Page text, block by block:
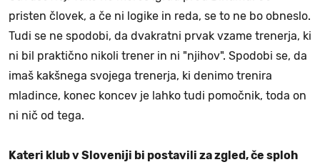
pristen človek, a če ni logike in reda, se to ne bo obneslo.
Tudi se ne spodobi, da dvakratni prvak vzame trenerja, ki
ni bil praktično nikoli trener in ni "njihov". Spodobi se, da
imaš kakšnega svojega trenerja, ki denimo trenira
mladince, konec koncev je lahko tudi pomočnik, toda on
ni nič od tega.
Kateri klub v Sloveniji bi postavili za zgled, če sploh